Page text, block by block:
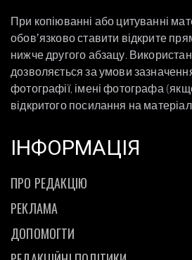
При копіюванні або цитуванні
обовʼязково ставити відкрите
нижче другого абзацу.
дозволяється за умови
фотографії, імені фотографа
відкритого посилання на
ІНФОРМАЦІЯ
ПРО РЕДАКЦІЮ
РЕКЛАМА
ДОПОМОГТИ